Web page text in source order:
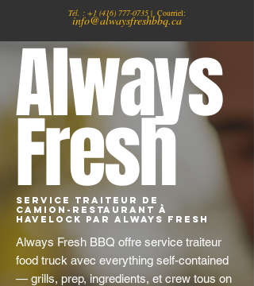
Tél. : +1 (416) 777-0735 | Courriel:
info@alwaysfreshbbq.ca
Always
Fresh
Service traiteur de
camion-restaurant à
Havelock par Always Fresh
Always Fresh BBQ offre service traiteur
food truck avec everything self-contained
— grills, prep, ingredients, et crew tous on